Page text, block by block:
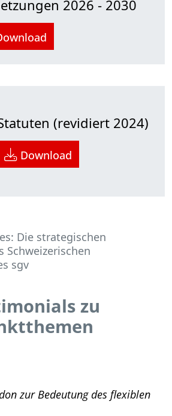
2026 - 2030
(revidiert 2024)
Download
Die strategischen
Schweizerischen
sgv
zu
zur Bedeutung des flexiblen